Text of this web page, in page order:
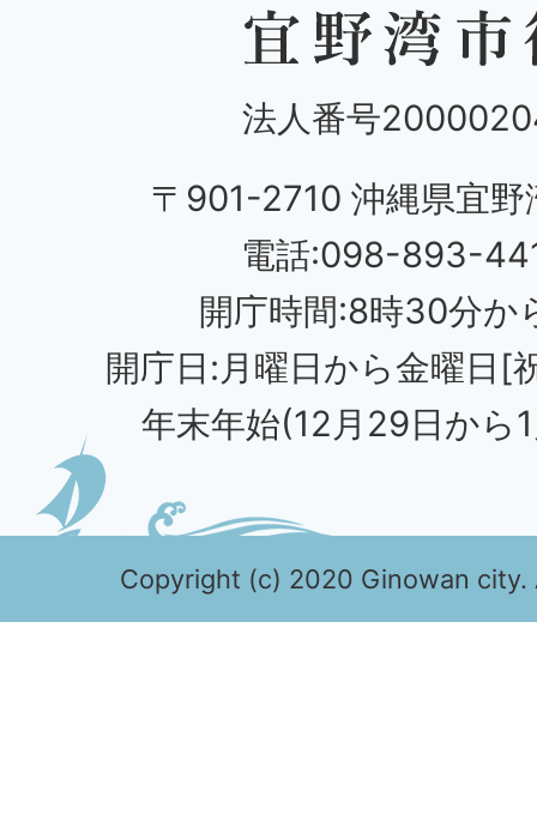
法人番号
〒901-2710 沖縄県宜野
電話:098-893-
開庁時間:8時30分か
開庁日:月曜日から金曜日[
年末年始(12月29日から
Copyright (c) 2020 Ginowan city.